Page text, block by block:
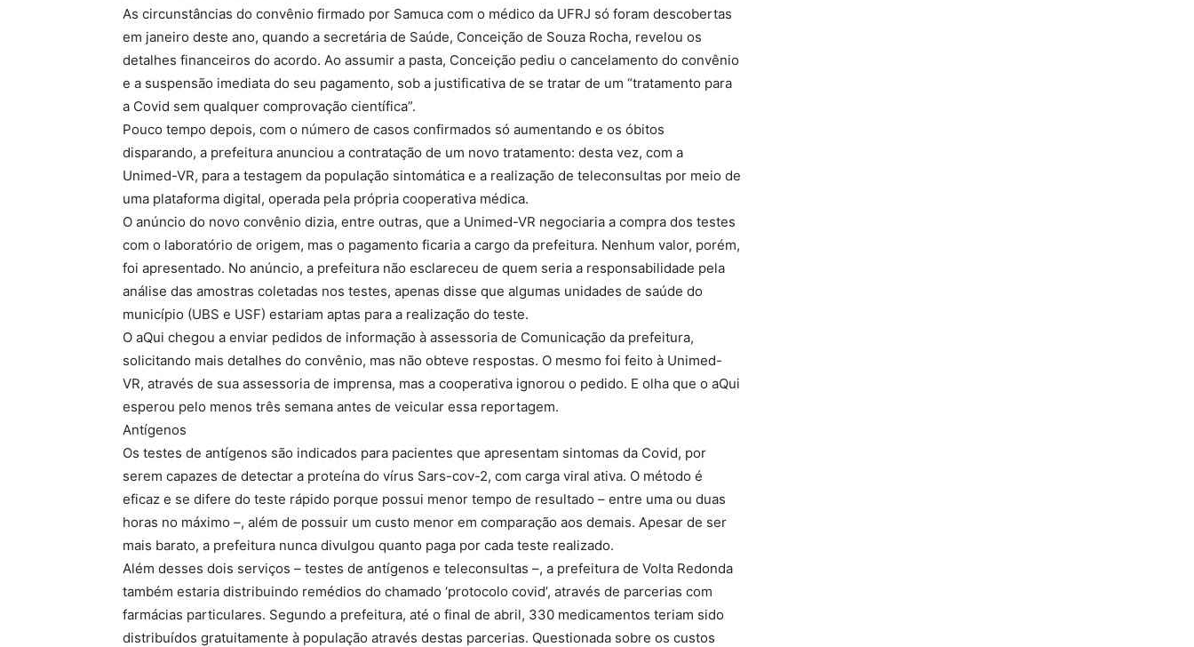
As circunstâncias do convênio firmado por Samuca com o médico da UFRJ só foram descobertas
em janeiro deste ano, quando a secretária de Saúde, Conceição de Souza Rocha, revelou os
detalhes financeiros do acordo. Ao assumir a pasta, Conceição pediu o cancelamento do convênio
e a suspensão imediata do seu pagamento, sob a justificativa de se tratar de um “tratamento para
a Covid sem qualquer comprovação científica”.
Pouco tempo depois, com o número de casos confirmados só aumentando e os óbitos
disparando, a prefeitura anunciou a contratação de um novo tratamento: desta vez, com a
Unimed-VR, para a testagem da população sintomática e a realização de teleconsultas por meio de
uma plataforma digital, operada pela própria cooperativa médica.
O anúncio do novo convênio dizia, entre outras, que a Unimed-VR negociaria a compra dos testes
com o laboratório de origem, mas o pagamento ficaria a cargo da prefeitura. Nenhum valor, porém,
foi apresentado. No anúncio, a prefeitura não esclareceu de quem seria a responsabilidade pela
análise das amostras coletadas nos testes, apenas disse que algumas unidades de saúde do
município (UBS e USF) estariam aptas para a realização do teste.
O aQui chegou a enviar pedidos de informação à assessoria de Comunicação da prefeitura,
solicitando mais detalhes do convênio, mas não obteve respostas. O mesmo foi feito à Unimed-
VR, através de sua assessoria de imprensa, mas a cooperativa ignorou o pedido. E olha que o aQui
esperou pelo menos três semana antes de veicular essa reportagem.
Antígenos
Os testes de antígenos são indicados para pacientes que apresentam sintomas da Covid, por
serem capazes de detectar a proteína do vírus Sars-cov-2, com carga viral ativa. O método é
eficaz e se difere do teste rápido porque possui menor tempo de resultado – entre uma ou duas
horas no máximo –, além de possuir um custo menor em comparação aos demais. Apesar de ser
mais barato, a prefeitura nunca divulgou quanto paga por cada teste realizado.
Além desses dois serviços – testes de antígenos e teleconsultas –, a prefeitura de Volta Redonda
também estaria distribuindo remédios do chamado ‘protocolo covid’, através de parcerias com
farmácias particulares. Segundo a prefeitura, até o final de abril, 330 medicamentos teriam sido
distribuídos gratuitamente à população através destas parcerias. Questionada sobre os custos